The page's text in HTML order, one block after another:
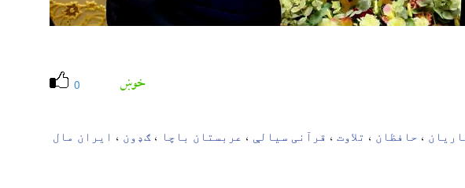
0 خوښ
، حافظان ، تلاوت ، قرآنی سیالې ، عربستان باچا ، ګډون ، ایران مال